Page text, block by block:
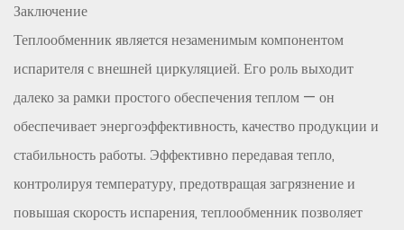
Заключение
Теплообменник является незаменимым компонентом
испарителя с внешней циркуляцией. Его роль выходит
далеко за рамки простого обеспечения теплом — он
обеспечивает энергоэффективность, качество продукции и
стабильность работы. Эффективно передавая тепло,
контролируя температуру, предотвращая загрязнение и
повышая скорость испарения, теплообменник позволяет